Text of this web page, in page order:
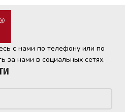
с нами по телефону или по
за нами в социальных сетях.